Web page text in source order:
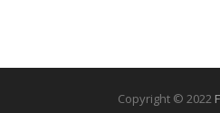
Copyright © 2022